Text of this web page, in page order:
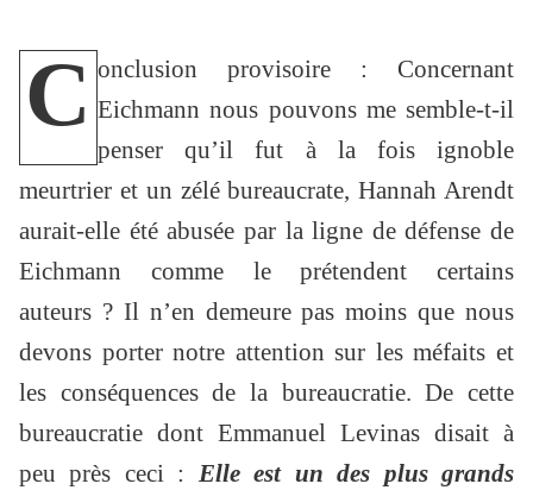
C onclusion provisoire : Concernant
Eichmann nous pouvons me semble-t-il
penser qu’il fut à la fois ignoble
meurtrier et un zélé bureaucrate, Hannah Arendt
aurait-elle été abusée par la ligne de défense de
Eichmann comme le prétendent certains
auteurs ? Il n’en demeure pas moins que nous
devons porter notre attention sur les méfaits et
les conséquences de la bureaucratie. De cette
bureaucratie dont Emmanuel Levinas disait à
peu près ceci : Elle est un des plus grands